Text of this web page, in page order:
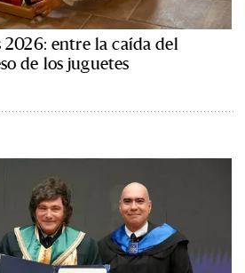
2026: entre la caída del
de los juguetes